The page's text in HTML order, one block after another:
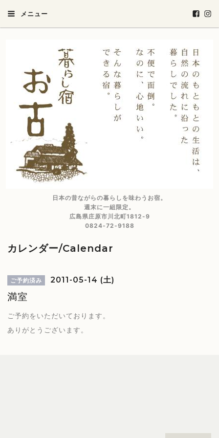
メニュー
日本の昔ながらの暮らしを味わうお宿。
週末に一組限定。
広島県庄原市川北町1812-9
0824-72-9188
カレンダー/Calendar
ご予約済み 2011-05-14 (土)
満室
ご予約をいただいております。
ありがとうございます。